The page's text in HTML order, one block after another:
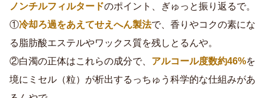
ノンチルフィルタードのポイント、ぎゅっと振り返るで。
①冷却ろ過をあえてせえへん製法で、香りやコクの素にな
る脂肪酸エステルやワックス質を残しとるんや。
②白濁の正体はこれらの成分で、 アルコール度数約46%を
境にミセル（粒）が析出するっちゅう科学的な仕組みがあ